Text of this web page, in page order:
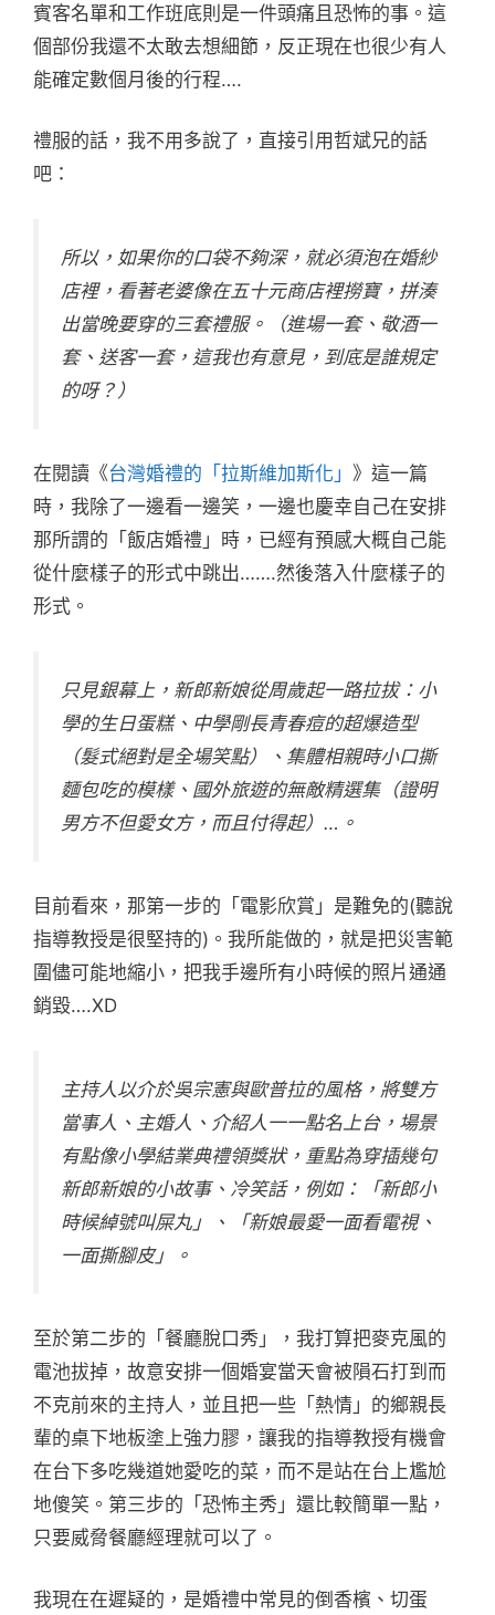
賓客名單和工作班底則是一件頭痛且恐怖的事。這
個部份我還不太敢去想細節，反正現在也很少有人
能確定數個月後的行程….
禮服的話，我不用多說了，直接引用哲斌兄的話
吧：
所以，如果你的口袋不夠深，就必須泡在婚紗
店裡，看著老婆像在五十元商店裡撈寶，拼湊
出當晚要穿的三套禮服。（進場一套、敬酒一
套、送客一套，這我也有意見，到底是誰規定
的呀？）
在閱讀《台灣婚禮的「拉斯維加斯化」 》這一篇
時，我除了一邊看一邊笑，一邊也慶幸自己在安排
那所謂的「飯店婚禮」時，已經有預感大概自己能
從什麼樣子的形式中跳出…….然後落入什麼樣子的
形式。
只見銀幕上，新郎新娘從周歲起一路拉拔：小
學的生日蛋糕、中學剛長青春痘的超爆造型
（髮式絕對是全場笑點）、集體相親時小口撕
麵包吃的模樣、國外旅遊的無敵精選集（證明
男方不但愛女方，而且付得起）…。
目前看來，那第一步的「電影欣賞」是難免的(聽說
指導教授是很堅持的)。我所能做的，就是把災害範
圍儘可能地縮小，把我手邊所有小時候的照片通通
銷毀….XD
主持人以介於吳宗憲與歐普拉的風格，將雙方
當事人、主婚人、介紹人一一點名上台，場景
有點像小學結業典禮領獎狀，重點為穿插幾句
新郎新娘的小故事、冷笑話，例如：「新郎小
時候綽號叫屎丸」、「新娘最愛一面看電視、
一面撕腳皮」。
至於第二步的「餐廳脫口秀」，我打算把麥克風的
電池拔掉，故意安排一個婚宴當天會被隕石打到而
不克前來的主持人，並且把一些「熱情」的鄉親長
輩的桌下地板塗上強力膠，讓我的指導教授有機會
在台下多吃幾道她愛吃的菜，而不是站在台上尷尬
地傻笑。第三步的「恐怖主秀」還比較簡單一點，
只要威脅餐廳經理就可以了。
我現在在遲疑的，是婚禮中常見的倒香檳、切蛋